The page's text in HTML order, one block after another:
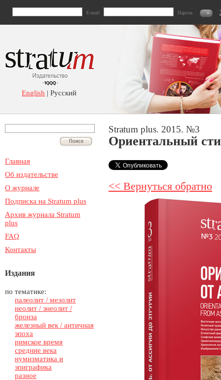
E-mail Пароль
English | Русский
Главная
Об издательстве
О журнале
Подписка на Stratum plus
Архив журнала Stratum
plus
FAQ
Контакты
Издания
по тематике:
палеолит / мезолит
неолит / энеолит /
бронза
железный век / античная
эпоха
римское время
средние века
нумизматика и
эпиграфика
разное
Stratum plus. 2015. №3
Ориентальный
<< Вернуться обратно